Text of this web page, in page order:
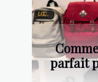
parfait